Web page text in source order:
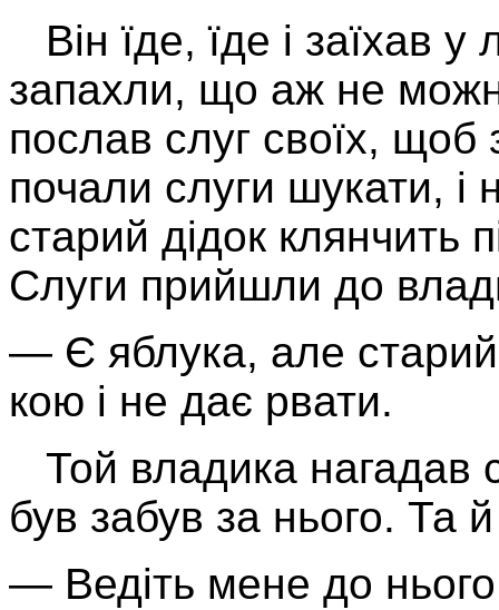
Він їде, їде і заїхав у
запахли, що аж не
послав слуг своїх,
почали слуги шукати,
старий дідок клянчить
Слуги прийшли до
— Є яблука, але старий
кою і не дає рвати.
Той владика
був забув за нього. Та
— Ведіть мене до